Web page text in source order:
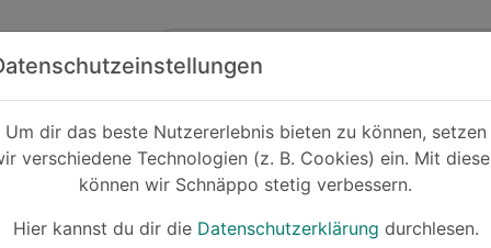
Um dir das beste Nutzererlebnis bieten zu können, setzen
verschiedene Technologien (z. B. Cookies) ein. Mit
können wir Schnäppo stetig verbessern.
Hier kannst du dir die Datenschutzerklärung durchlesen.
Cashback
-43%
B-Ware:
- DDR5 -